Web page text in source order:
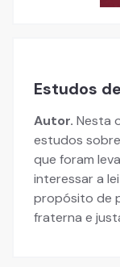
Estudos
Autor. Nesta
estudos
que foram
interessar a
propósito de
fraterna e